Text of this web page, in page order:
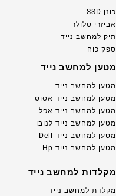
כונן SSD
אביזרי סלולר
תיק למחשב נייד
ספק כוח
מטען למחשב נייד
מטען למחשב נייד
מטען למחשב נייד אסוס
מטען למחשב נייד אפל
מטען למחשב נייד לנובו
מטען למחשב נייד Dell
מטען למחשב נייד Hp
מקלדות למחשב נייד
מקלדת למחשב נייד